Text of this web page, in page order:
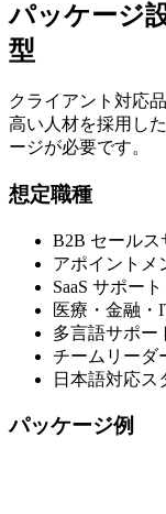
パッケージ
型
クライアント対応
高い人材を採用し
ージが必要です。
想定職種
B2B セールス
アポイントメ
SaaS サポート
医療・金融・
多言語サポー
チームリーダ
日本語対応ス
パッケージ例